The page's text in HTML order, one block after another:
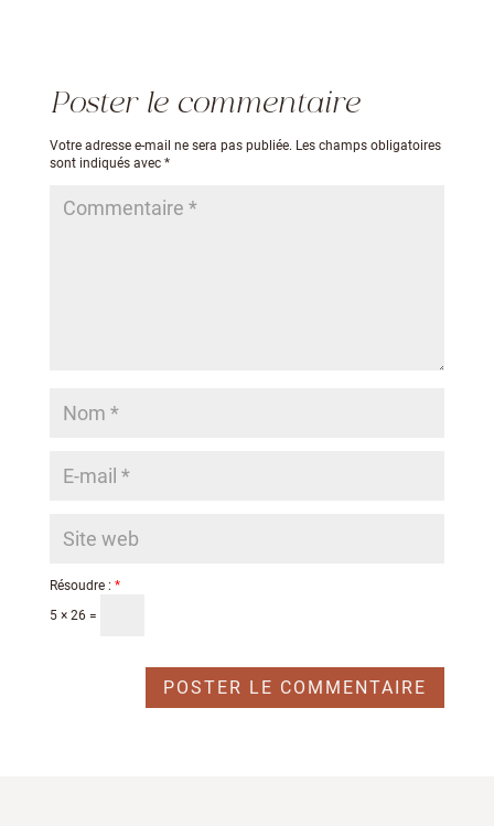
Poster le commentaire
Votre adresse e-mail ne sera pas publiée. Les champs obligatoires
sont indiqués avec *
Résoudre : *
5 × 26 =